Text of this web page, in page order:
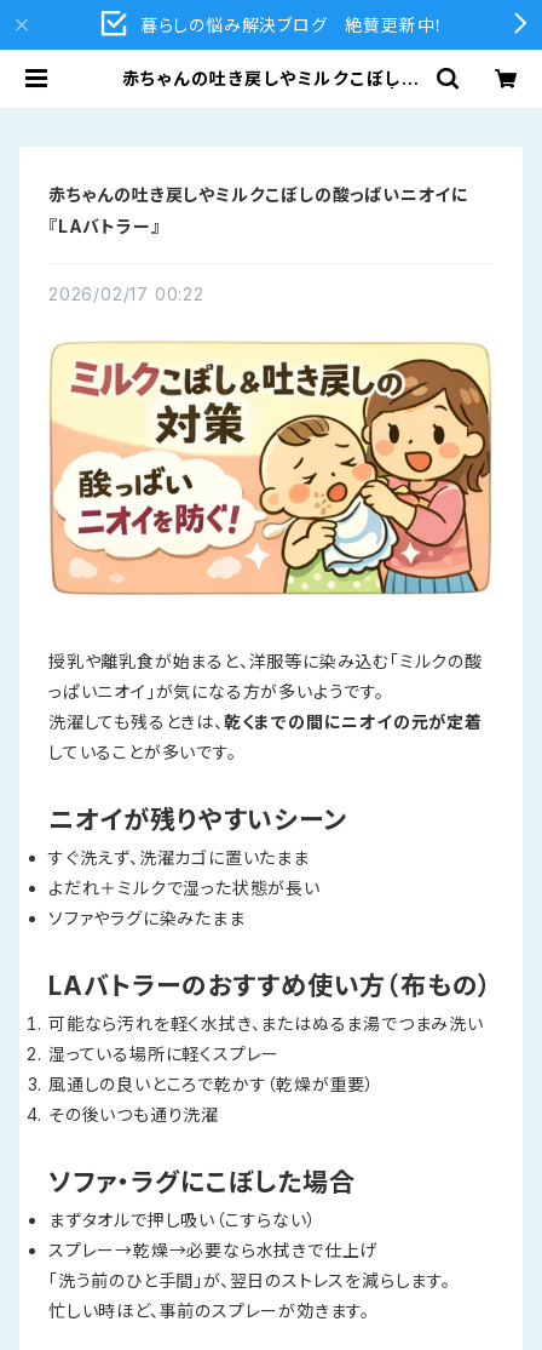
暮らしの悩み解決ブログ 絶賛更新中！
赤ちゃんの吐き戻しやミルクこぼしの
赤ちゃんの吐き戻しやミルクこぼしの酸っぱいニオイに
『LAバトラー』
2026/02/17 00:22
授乳や離乳食が始まると、洋服等に染み込む「ミルクの酸
っぱいニオイ」が気になる方が多いようです。
洗濯しても残るときは、 乾くまでの間にニオイの元が定着
していることが多いです。
ニオイが残りやすいシーン
すぐ洗えず、洗濯カゴに置いたまま
よだれ＋ミルクで湿った状態が長い
ソファやラグに染みたまま
LAバトラーのおすすめ使い方（布もの）
可能なら汚れを軽く水拭き、またはぬるま湯でつまみ洗い
湿っている場所に軽くスプレー
風通しの良いところで乾かす（乾燥が重要）
その後いつも通り洗濯
ソファ・ラグにこぼした場合
まずタオルで押し吸い（こすらない）
スプレー→乾燥→必要なら水拭きで仕上げ
「洗う前のひと手間」が、翌日のストレスを減らします。
忙しい時ほど、事前のスプレーが効きます。